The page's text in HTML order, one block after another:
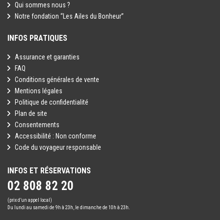
Qui sommes nous ?
Notre fondation “Les Ailes du Bonheur”
INFOS PRATIQUES
Assurance et garanties
FAQ
Conditions générales de vente
Mentions légales
Politique de confidentialité
Plan de site
Consentements
Accessibilité : Non conforme
Code du voyageur responsable
INFOS ET RÉSERVATIONS
02 808 82 20
(prix d’un appel local)
Du lundi au samedi de 9h à 23h, le dimanche de 10h à 23h.